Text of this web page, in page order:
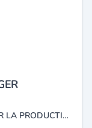
TRAITEMENT DE SABLE SILICEUX POUR LA PRODUCTION DE MATÉRIAUX DE CONSTRUCTION, PRODUIT CHIMIQUE MINÉRAL DESTINÉ AU PRODUCTEUR DE MATÉRIAUX DE CONSTRUCTION, PRODUCTEUR DE PEINTURE MINÉRALE.